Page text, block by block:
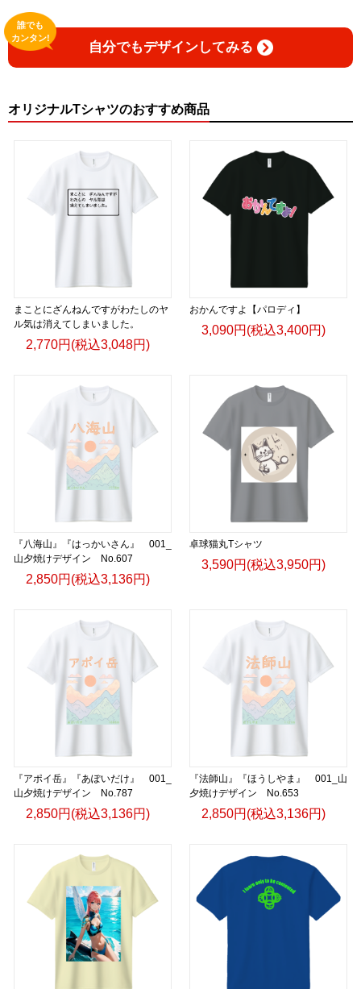
自分でもデザインしてみる
誰でも
カンタン!
オリジナルTシャツのおすすめ商品
まことにざんねんですがわたしのヤ
ル気は消えてしまいました。
2,770円(税込3,048円)
おかんですよ【パロディ】
3,090円(税込3,400円)
『八海山』『はっかいさん』 001_
山夕焼けデザイン No.607
2,850円(税込3,136円)
卓球猫丸Tシャツ
3,590円(税込3,950円)
『アポイ岳』『あぽいだけ』 001_
山夕焼けデザイン No.787
2,850円(税込3,136円)
『法師山』『ほうしやま』 001_山
夕焼けデザイン No.653
2,850円(税込3,136円)